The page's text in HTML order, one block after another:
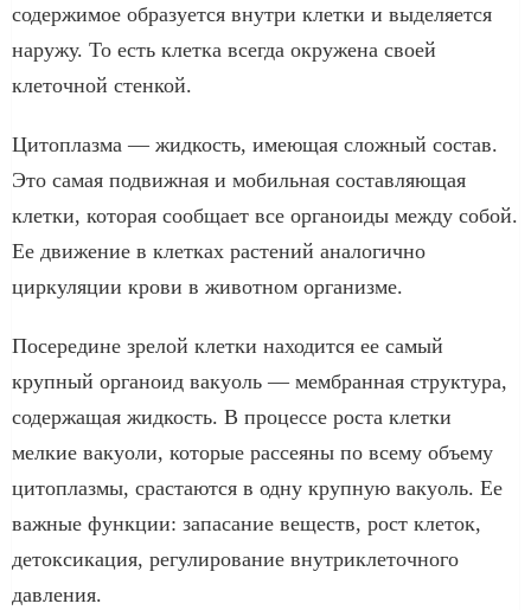
содержимое образуется внутри клетки и выделяется
наружу. То есть клетка всегда окружена своей
клеточной стенкой.
Цитоплазма — жидкость, имеющая сложный состав.
Это самая подвижная и мобильная составляющая
клетки, которая сообщает все органоиды между собой.
Ее движение в клетках растений аналогично
циркуляции крови в животном организме.
Посередине зрелой клетки находится ее самый
крупный органоид вакуоль — мембранная структура,
содержащая жидкость. В процессе роста клетки
мелкие вакуоли, которые рассеяны по всему объему
цитоплазмы, срастаются в одну крупную вакуоль. Ее
важные функции: запасание веществ, рост клеток,
детоксикация, регулирование внутриклеточного
давления.